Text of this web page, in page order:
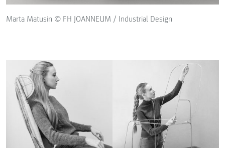
Marta Matusin © FH JOANNEUM / Industrial Design